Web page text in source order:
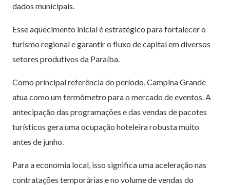
dados municipais.
Esse aquecimento inicial é estratégico para fortalecer o
turismo regional e garantir o fluxo de capital em diversos
setores produtivos da Paraíba.
Como principal referência do período, Campina Grande
atua como um termômetro para o mercado de eventos. A
antecipação das programações e das vendas de pacotes
turísticos gera uma ocupação hoteleira robusta muito
antes de junho.
Para a economia local, isso significa uma aceleração nas
contratações temporárias e no volume de vendas do